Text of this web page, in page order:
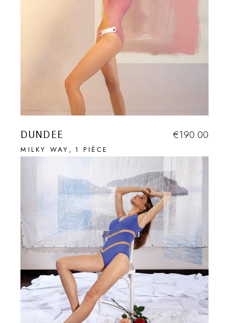
DUNDEE
MILKY WAY 1 PIÈCE
€190.00